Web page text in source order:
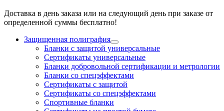
Доставка в день заказа или на следующий день при заказе от
определенной суммы бесплатно!
Защищенная полиграфия
Бланки с защитой универсальные
Сертификаты универсальные
Бланки добровольной сертификации и метрологии
Бланки со спецэффектами
Сертификаты с защитой
Сертификаты со спецэффектами
Спортивные бланки